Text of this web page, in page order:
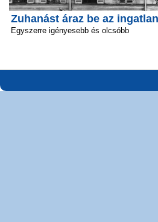
Zuhanást áraz be az
Egyszerre igényesebb és olcsóbb